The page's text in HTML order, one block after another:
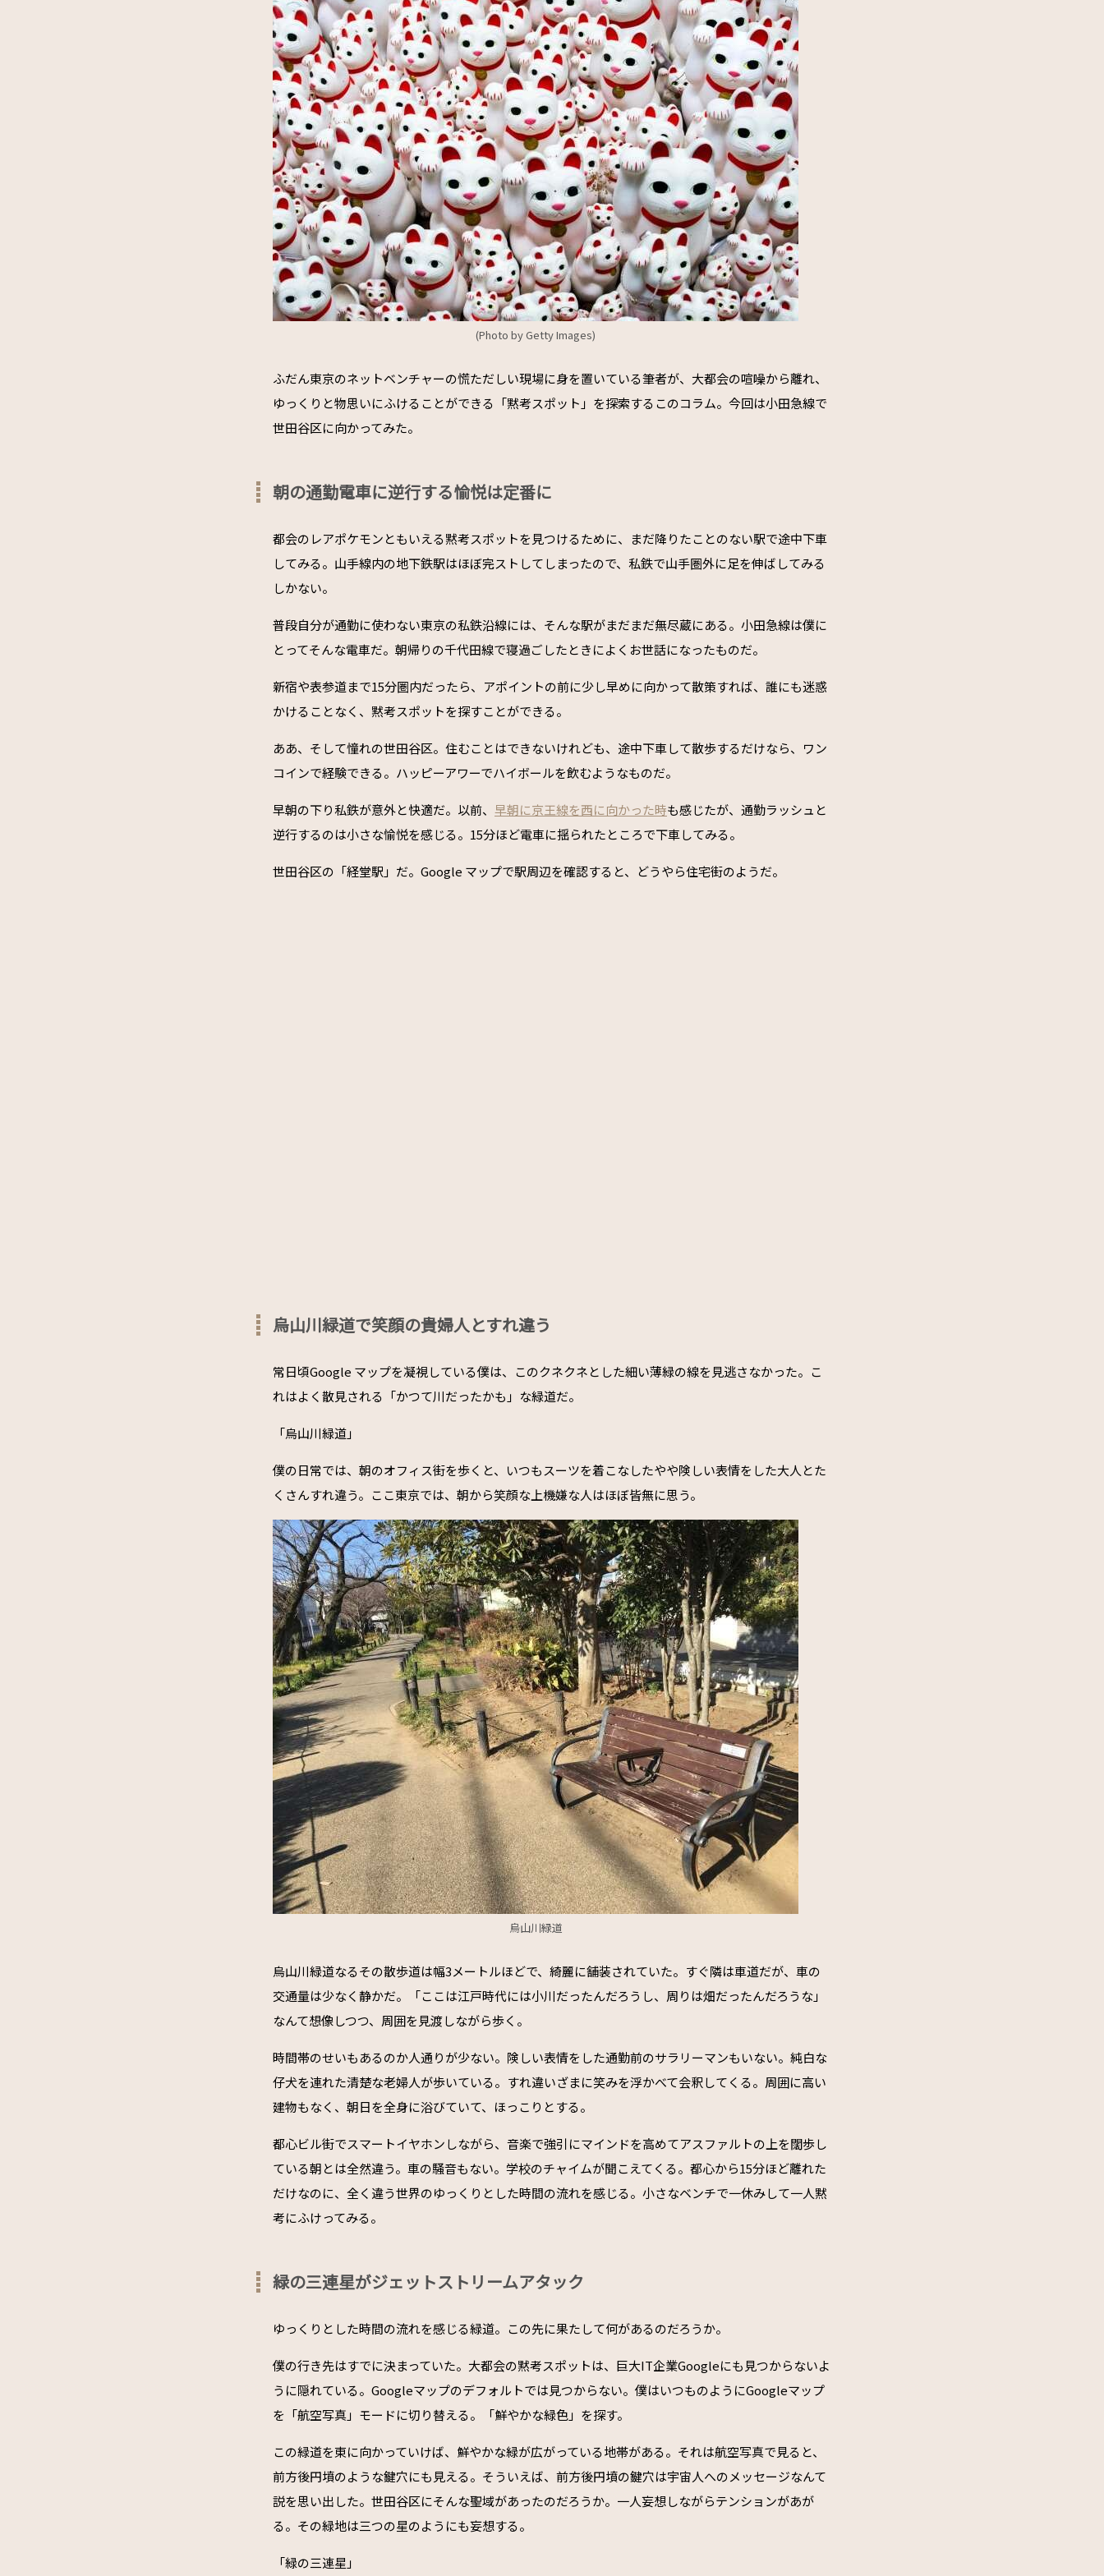
(Photo by Getty Images)
ふだん東京のネットベンチャーの慌ただしい現場に身を置いている筆者が、大都会の喧噪から離れ、
ゆっくりと物思いにふけることができる「黙考スポット」を探索するこのコラム。今回は小田急線で
世田谷区に向かってみた。
朝の通勤電車に逆行する愉悦は定番に
都会のレアポケモンともいえる黙考スポットを見つけるために、まだ降りたことのない駅で途中下車
してみる。山手線内の地下鉄駅はほぼ完ストしてしまったので、私鉄で山手圏外に足を伸ばしてみる
しかない。
普段自分が通勤に使わない東京の私鉄沿線には、そんな駅がまだまだ無尽蔵にある。小田急線は僕に
とってそんな電車だ。朝帰りの千代田線で寝過ごしたときによくお世話になったものだ。
新宿や表参道まで15分圏内だったら、アポイントの前に少し早めに向かって散策すれば、誰にも迷惑
かけることなく、黙考スポットを探すことができる。
ああ、そして憧れの世田谷区。住むことはできないけれども、途中下車して散歩するだけなら、ワン
コインで経験できる。ハッピーアワーでハイボールを飲むようなものだ。
早朝の下り私鉄が意外と快適だ。以前、 早朝に京王線を西に向かった時も感じたが、通勤ラッシュと
逆行するのは小さな愉悦を感じる。15分ほど電車に揺られたところで下車してみる。
世田谷区の「経堂駅」だ。Google マップで駅周辺を確認すると、どうやら住宅街のようだ。
烏山川緑道で笑顔の貴婦人とすれ違う
常日頃Google マップを凝視している僕は、このクネクネとした細い薄緑の線を見逃さなかった。こ
れはよく散見される「かつて川だったかも」な緑道だ。
「烏山川緑道」
僕の日常では、朝のオフィス街を歩くと、いつもスーツを着こなしたやや険しい表情をした大人とた
くさんすれ違う。ここ東京では、朝から笑顔な上機嫌な人はほぼ皆無に思う。
烏山川緑道
烏山川緑道なるその散歩道は幅3メートルほどで、綺麗に舗装されていた。すぐ隣は車道だが、車の
交通量は少なく静かだ。「ここは江戸時代には小川だったんだろうし、周りは畑だったんだろうな」
なんて想像しつつ、周囲を見渡しながら歩く。
時間帯のせいもあるのか人通りが少ない。険しい表情をした通勤前のサラリーマンもいない。純白な
仔犬を連れた清楚な老婦人が歩いている。すれ違いざまに笑みを浮かべて会釈してくる。周囲に高い
建物もなく、朝日を全身に浴びていて、ほっこりとする。
都心ビル街でスマートイヤホンしながら、音楽で強引にマインドを高めてアスファルトの上を闊歩し
ている朝とは全然違う。車の騒音もない。学校のチャイムが聞こえてくる。都心から15分ほど離れた
だけなのに、全く違う世界のゆっくりとした時間の流れを感じる。小さなベンチで一休みして一人黙
考にふけってみる。
緑の三連星がジェットストリームアタック
ゆっくりとした時間の流れを感じる緑道。この先に果たして何があるのだろうか。
僕の行き先はすでに決まっていた。大都会の黙考スポットは、巨大IT企業Googleにも見つからないよ
うに隠れている。Googleマップのデフォルトでは見つからない。僕はいつものようにGoogleマップ
を「航空写真」モードに切り替える。「鮮やかな緑色」を探す。
この緑道を東に向かっていけば、鮮やかな緑が広がっている地帯がある。それは航空写真で見ると、
前方後円墳のような鍵穴にも見える。そういえば、前方後円墳の鍵穴は宇宙人へのメッセージなんて
説を思い出した。世田谷区にそんな聖域があったのだろうか。一人妄想しながらテンションがあが
る。その緑地は三つの星のようにも妄想する。
「緑の三連星」